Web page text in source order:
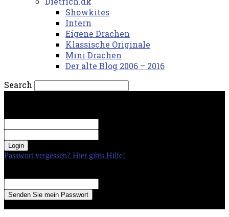
Showkites
Intern
Eigene Drachen
Klassische Originale
Mini Drachen
Der alte Blog 2006 – 2016
Search
Passwort vergessen? Hier gibts Hilfe!